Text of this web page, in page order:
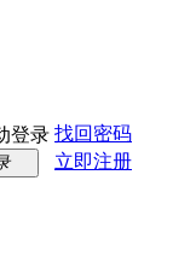
登录 找回密码
立即注册